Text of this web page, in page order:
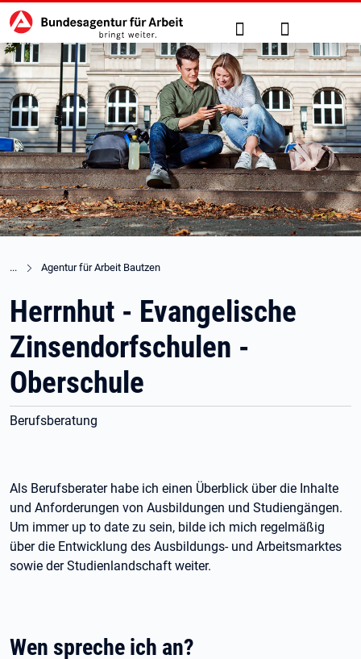
zu den Hauptinhalten springen
Hauptnavigation Suche Anmelden
Agentur für Arbeit Bautzen
Herrnhut - Evangelische
Zinsendorfschulen -
Oberschule
Berufsberatung
Als Berufsberater habe ich einen Überblick über die Inhalte
und Anforderungen von Ausbildungen und Studiengängen.
Um immer up to date zu sein, bilde ich mich regelmäßig
über die Entwicklung des Ausbildungs- und Arbeitsmarktes
sowie der Studienlandschaft weiter.
Wen spreche ich an?